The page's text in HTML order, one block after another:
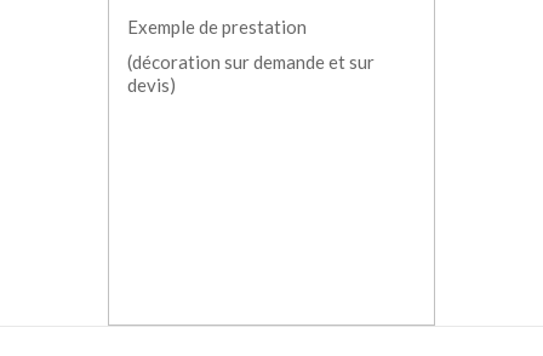
Exemple de prestation
(décoration sur demande et sur
devis)